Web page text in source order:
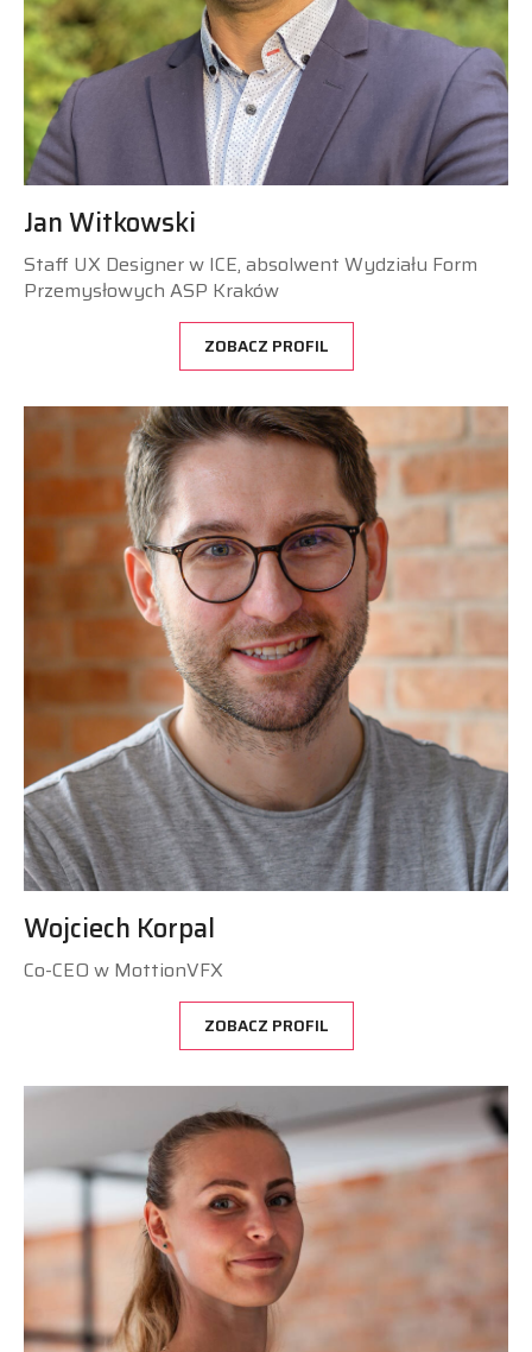
Jan Witkowski
Staff UX Designer w ICE, absolwent Wydziału Form
Przemysłowych ASP Kraków
ZOBACZ PROFIL
Wojciech Korpal
Co-CEO w MottionVFX
ZOBACZ PROFIL